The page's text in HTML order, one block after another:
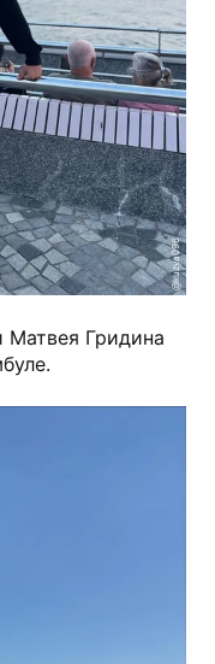
@kuzya096
Гридина